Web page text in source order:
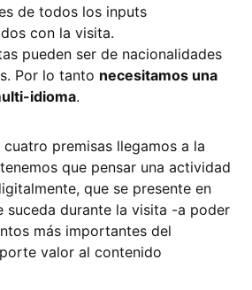
de todos los inputs
con la visita.
pueden ser de nacionalidades
Por lo tanto necesitamos una
idioma.
premisas llegamos a la
que pensar una actividad
que se presente en
suceda durante la visita -a poder
más importantes del
valor al contenido